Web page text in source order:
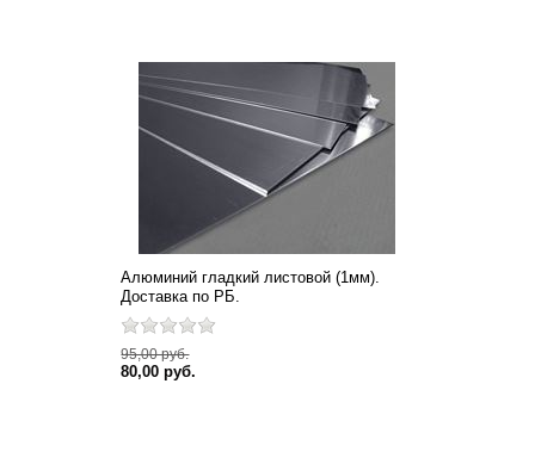
Алюминий гладкий листовой (1мм).
Доставка по РБ.
95,00 руб.
80,00 руб.